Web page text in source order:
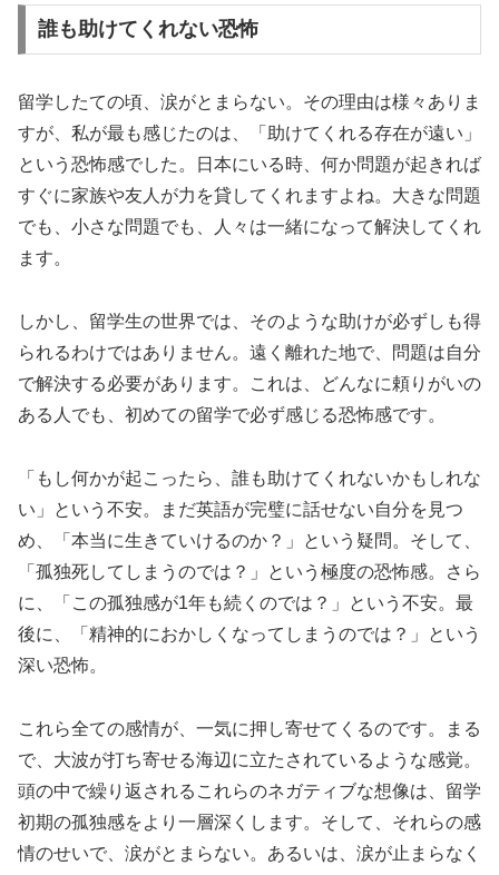
誰も助けてくれない恐怖
留学したての頃、涙がとまらない。その理由は様々ありま
すが、私が最も感じたのは、「助けてくれる存在が遠い」
という恐怖感でした。日本にいる時、何か問題が起きれば
すぐに家族や友人が力を貸してくれますよね。大きな問題
でも、小さな問題でも、人々は一緒になって解決してくれ
ます。
しかし、留学生の世界では、そのような助けが必ずしも得
られるわけではありません。遠く離れた地で、問題は自分
で解決する必要があります。これは、どんなに頼りがいの
ある人でも、初めての留学で必ず感じる恐怖感です。
「もし何かが起こったら、誰も助けてくれないかもしれな
い」という不安。まだ英語が完璧に話せない自分を見つ
め、「本当に生きていけるのか？」という疑問。そして、
「孤独死してしまうのでは？」という極度の恐怖感。さら
に、「この孤独感が1年も続くのでは？」という不安。最
後に、「精神的におかしくなってしまうのでは？」という
深い恐怖。
これら全ての感情が、一気に押し寄せてくるのです。まる
で、大波が打ち寄せる海辺に立たされているような感覚。
頭の中で繰り返されるこれらのネガティブな想像は、留学
初期の孤独感をより一層深くします。そして、それらの感
情のせいで、涙がとまらない。あるいは、涙が止まらなく